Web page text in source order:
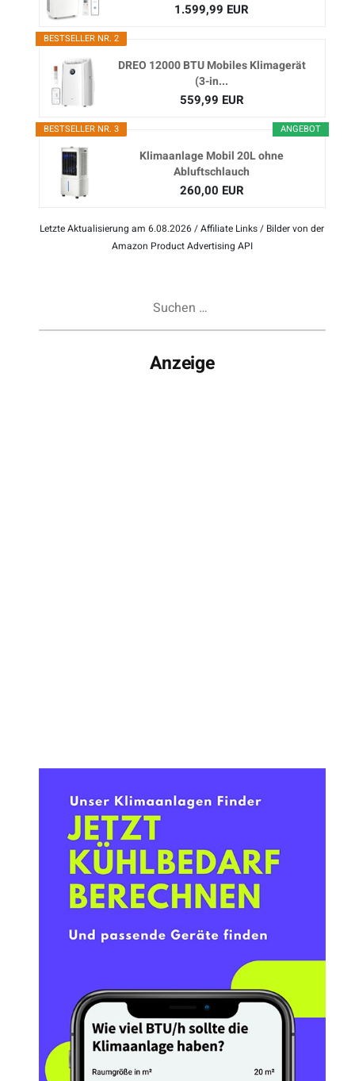
1.599,99 EUR
BESTSELLER NR. 2
DREO 12000 BTU Mobiles Klimagerät
(3-in...
559,99 EUR
ANGEBOT
BESTSELLER NR. 3
Klimaanlage Mobil 20L ohne
Abluftschlauch
260,00 EUR
Letzte Aktualisierung am 6.08.2026 / Affiliate Links / Bilder von der
Amazon Product Advertising API
Anzeige